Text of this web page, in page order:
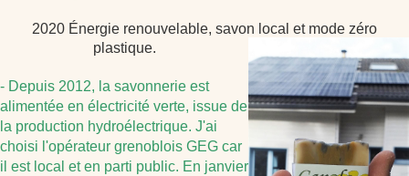
2020 Énergie renouvelable, savon local et mode zéro
plastique.
- Depuis 2012, la savonnerie est
alimentée en électricité verte, issue de
la production hydroélectrique. J'ai
choisi l'opérateur grenoblois GEG car
il est local et en parti public. En janvier